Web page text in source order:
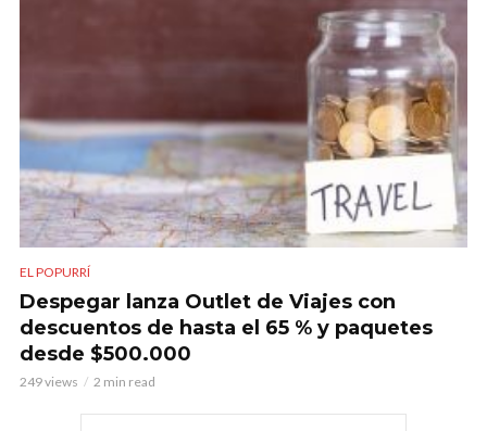
EL POPURRÍ
Despegar lanza Outlet de Viajes con
descuentos de hasta el 65 % y paquetes
desde $500.000
249 views 2 min read